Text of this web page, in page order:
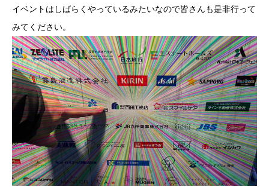
イベントはしばらくやっているみたいなので皆さんも是非行って
みてください。